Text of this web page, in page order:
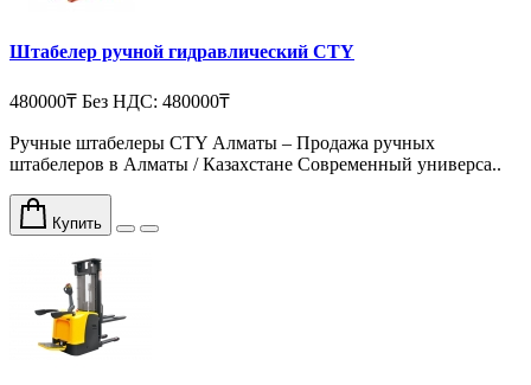
Штабелер ручной гидравлический CTY
480000₸ Без НДС: 480000₸
Ручные штабелеры CTY Алматы – Продажа ручных
штабелеров в Алматы / Казахстане Cовременный универса..
Купить